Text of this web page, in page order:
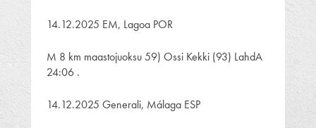
14.12.2025 EM, Lagoa POR
M 8 km maastojuoksu 59) Ossi Kekki (93) LahdA
24:06 .
14.12.2025 Generali, Málaga ESP